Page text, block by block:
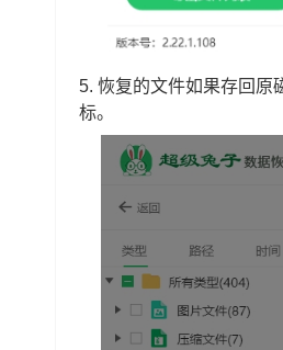
5. 恢复的文件如果存回原
标。